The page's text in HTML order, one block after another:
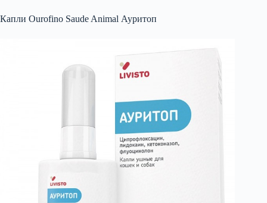
Капли Ourofino Saude Animal Ауритоп